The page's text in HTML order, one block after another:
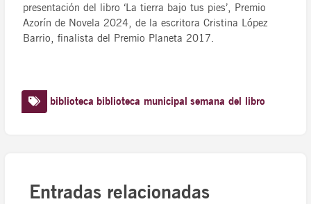
presentación del libro ‘La tierra bajo tus pies’, Premio
Azorín de Novela 2024, de la escritora Cristina López
Barrio, finalista del Premio Planeta 2017.
biblioteca biblioteca municipal semana del libro
Entradas relacionadas